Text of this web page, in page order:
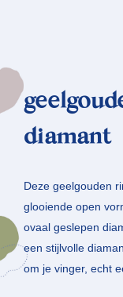
diamant
Deze geelgouden
glooiende open
ovaal geslepen
een stijlvolle
om je vinger, echt